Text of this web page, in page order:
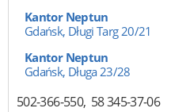
Kantor Neptun
Gdańsk, Długi Targ 20/21
Kantor Neptun
Gdańsk, Długa 23/28
502-366-550 58 345-37-06